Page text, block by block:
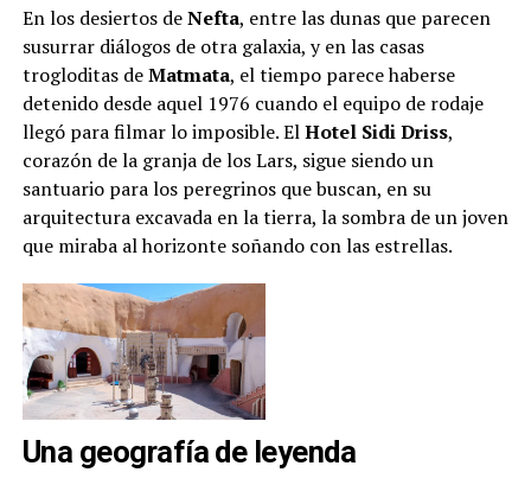
En los desiertos deNefta, entre las dunas que parecen
susurrar diálogos de otra galaxia, y en las casas
trogloditas deMatmata, el tiempo parece haberse
detenido desde aquel 1976 cuando el equipo de rodaje
llegó para filmar lo imposible. ElHotel Sidi Driss,
corazón de la granja de los Lars, sigue siendo un
santuario para los peregrinos que buscan, en su
arquitectura excavada en la tierra, la sombra de un joven
que miraba al horizonte soñando con las estrellas.
Una geografía de leyenda